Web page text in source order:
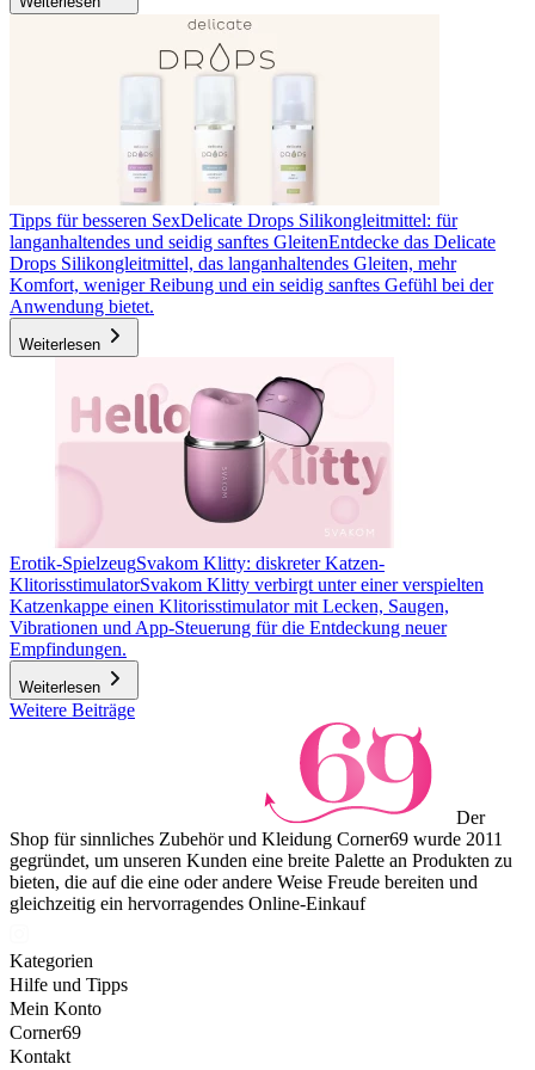
Tipps für besseren SexDelicate Drops Silikongleitmittel: für
langanhaltendes und seidig sanftes GleitenEntdecke das Delicate
Drops Silikongleitmittel, das langanhaltendes Gleiten, mehr
Komfort, weniger Reibung und ein seidig sanftes Gefühl bei der
Anwendung bietet.
Weiterlesen
Erotik-SpielzeugSvakom Klitty: diskreter Katzen-
KlitorisstimulatorSvakom Klitty verbirgt unter einer verspielten
Katzenkappe einen Klitorisstimulator mit Lecken, Saugen,
Vibrationen und App-Steuerung für die Entdeckung neuer
Empfindungen.
Weiterlesen
Weitere Beiträge
Der
Shop für sinnliches Zubehör und Kleidung Corner69 wurde 2011
gegründet, um unseren Kunden eine breite Palette an Produkten zu
bieten, die auf die eine oder andere Weise Freude bereiten und
gleichzeitig ein hervorragendes Online-Einkauf
Kategorien
Hilfe und Tipps
Mein Konto
Corner69
Kontakt